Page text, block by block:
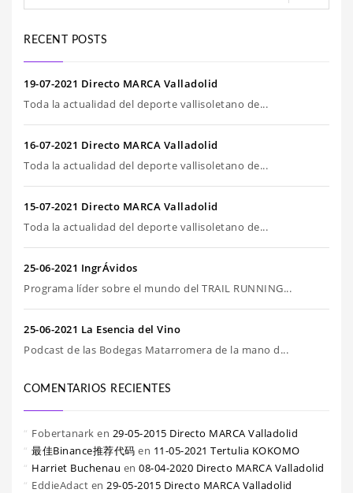
RECENT POSTS
19-07-2021 Directo MARCA Valladolid
Toda la actualidad del deporte vallisoletano de...
16-07-2021 Directo MARCA Valladolid
Toda la actualidad del deporte vallisoletano de...
15-07-2021 Directo MARCA Valladolid
Toda la actualidad del deporte vallisoletano de...
25-06-2021 IngrÁvidos
Programa líder sobre el mundo del TRAIL RUNNING...
25-06-2021 La Esencia del Vino
Podcast de las Bodegas Matarromera de la mano d...
COMENTARIOS RECIENTES
Fobertanark en 29-05-2015 Directo MARCA Valladolid
最佳Binance推荐代码 en 11-05-2021 Tertulia KOKOMO
Harriet Buchenau en 08-04-2020 Directo MARCA Valladolid
EddieAdact en 29-05-2015 Directo MARCA Valladolid